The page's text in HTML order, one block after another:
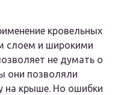
кровельных
слоем и широкими
не думать о
они позволяли
на крыше. Но ошибки